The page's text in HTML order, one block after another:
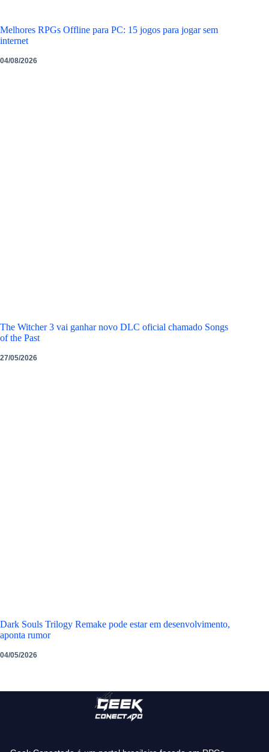
Melhores RPGs Offline para PC: 15 jogos para jogar sem
internet
04/08/2026
The Witcher 3 vai ganhar novo DLC oficial chamado Songs
of the Past
27/05/2026
Dark Souls Trilogy Remake pode estar em desenvolvimento,
aponta rumor
04/05/2026